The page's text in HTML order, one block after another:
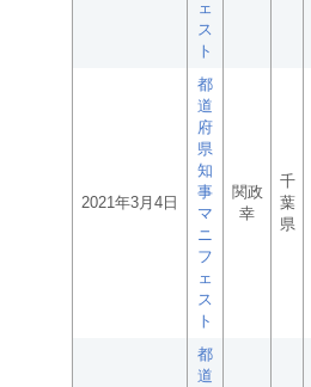
ェ
ス
ト
2021年3月4日
都
道
府
県
知
事
マ
ニ
フ
ェ
ス
ト
関政
幸
千
葉
県
都
道